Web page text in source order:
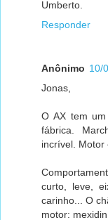
Umberto.
Responder
Anônimo 10/
Jonas,
O AX tem
fábrica.
incrível. Motor
curto, leve,
carinho... O
motor: